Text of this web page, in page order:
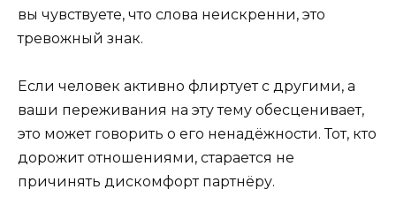
вы чувствуете, что слова неискренни, это
тревожный знак.
Если человек активно флиртует с другими, а
ваши переживания на эту тему обесценивает,
это может говорить о его ненадёжности. Тот, кто
дорожит отношениями, старается не
причинять дискомфорт партнёру.